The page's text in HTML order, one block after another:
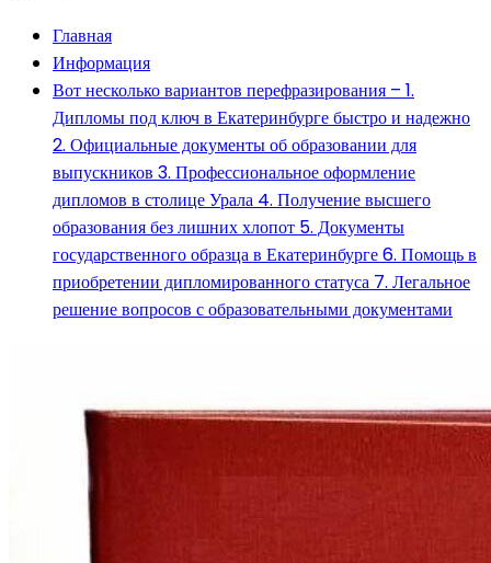
Главная
Информация
Вот несколько вариантов перефразирования – 1.
Дипломы под ключ в Екатеринбурге быстро и надежно
2. Официальные документы об образовании для
выпускников 3. Профессиональное оформление
дипломов в столице Урала 4. Получение высшего
образования без лишних хлопот 5. Документы
государственного образца в Екатеринбурге 6. Помощь в
приобретении дипломированного статуса 7. Легальное
решение вопросов с образовательными документами